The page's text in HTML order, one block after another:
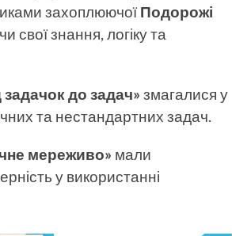
захоплюючої Подорожі
свої знання, логіку та
задачок до задач» змагалися у
та нестандартних задач.
мереживо» мали
у використанні